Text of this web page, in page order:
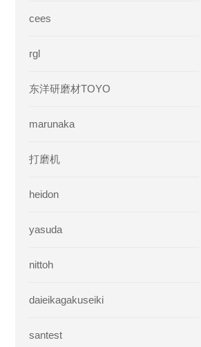
cees
rgl
东洋研磨材TOYO
marunaka
打磨机
heidon
yasuda
nittoh
daieikagakuseiki
santest